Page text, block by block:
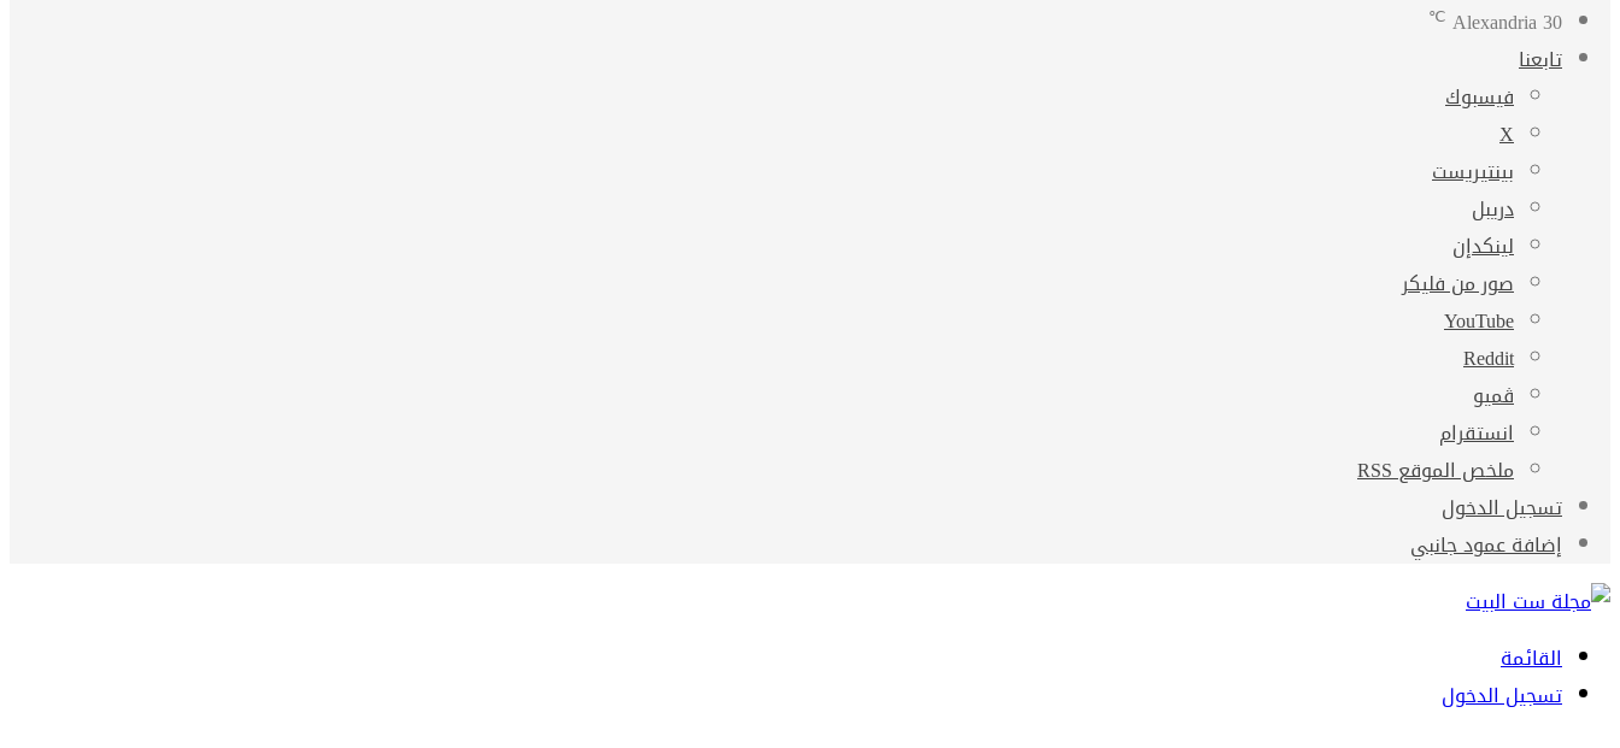
Alexandria30
℃
تابعنا
فيسبوك
‫X
بينتيريست
دريبل
لينكدإن
صور من فليكر
‫YouTube
ڤميو
انستقرام
ملخص الموقع RSS
تسجيل الدخول
إضافة عمود جانبي
القائمة
تسجيل الدخول